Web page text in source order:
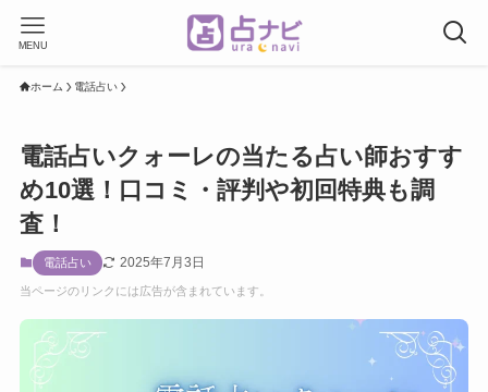
MENU
ホーム 電話占い
電話占いクォーレの当たる占い師おすす
め10選！口コミ・評判や初回特典も調
査！
電話占い 2025年7月3日
当ページのリンクには広告が含まれています。